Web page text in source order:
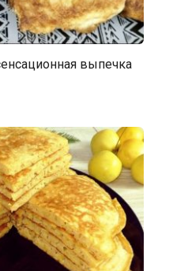
выпечка